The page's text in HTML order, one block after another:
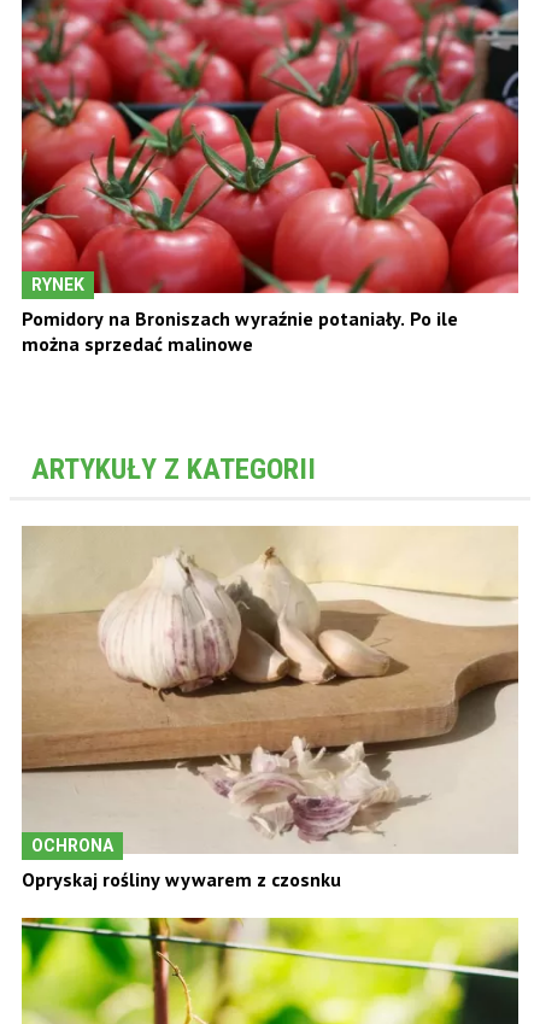
RYNEK
Pomidory na Broniszach wyraźnie potaniały. Po ile
można sprzedać malinowe
ARTYKUŁY Z KATEGORII
OCHRONA
Opryskaj rośliny wywarem z czosnku